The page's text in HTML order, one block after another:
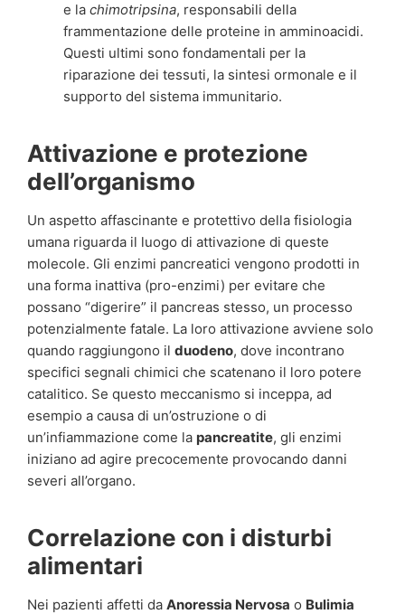
e la chimotripsina, responsabili della
frammentazione delle proteine in amminoacidi.
Questi ultimi sono fondamentali per la
riparazione dei tessuti, la sintesi ormonale e il
supporto del sistema immunitario.
Attivazione e protezione
dell’organismo
Un aspetto affascinante e protettivo della fisiologia
umana riguarda il luogo di attivazione di queste
molecole. Gli enzimi pancreatici vengono prodotti in
una forma inattiva (pro-enzimi) per evitare che
possano “digerire” il pancreas stesso, un processo
potenzialmente fatale. La loro attivazione avviene solo
quando raggiungono il duodeno, dove incontrano
specifici segnali chimici che scatenano il loro potere
catalitico. Se questo meccanismo si inceppa, ad
esempio a causa di un’ostruzione o di
un’infiammazione come la pancreatite, gli enzimi
iniziano ad agire precocemente provocando danni
severi all’organo.
Correlazione con i disturbi
alimentari
Nei pazienti affetti da Anoressia Nervosa o Bulimia